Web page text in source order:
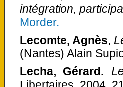
intégration,
Morder.
Lecomte, Agnès,
(Nantes) Alain
Lecha,
Gérard.